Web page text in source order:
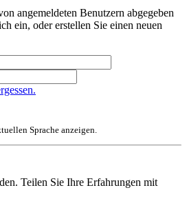
angemeldeten Benutzern abgegeben
ein, oder erstellen Sie einen neuen
Sprache anzeigen.
Teilen Sie Ihre Erfahrungen mit